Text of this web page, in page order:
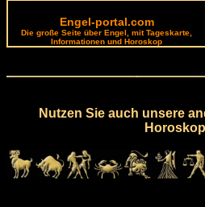
Engel-portal.com
Die große Seite über Engel, mit Tageskarte,
Informationen und Horoskop
Nutzen Sie auch unsere